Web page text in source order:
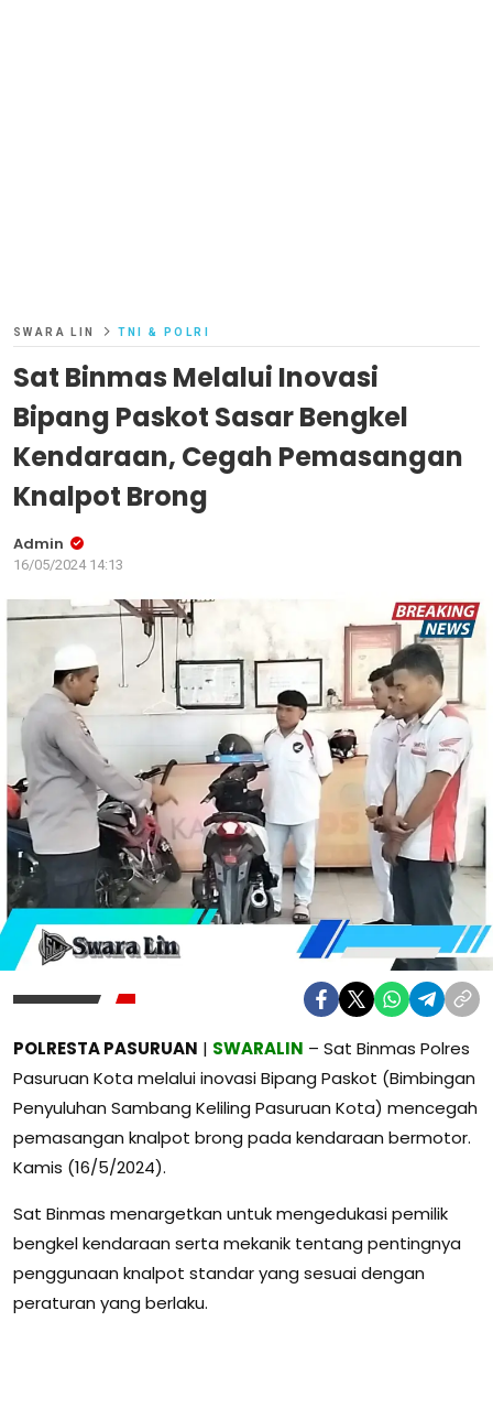
SWARA LIN TNI & POLRI
Sat Binmas Melalui Inovasi
Bipang Paskot Sasar Bengkel
Kendaraan, Cegah Pemasangan
Knalpot Brong
Admin
16/05/2024 14:13
POLRESTA PASURUAN | SWARALIN – Sat Binmas Polres
Pasuruan Kota melalui inovasi Bipang Paskot (Bimbingan
Penyuluhan Sambang Keliling Pasuruan Kota) mencegah
pemasangan knalpot brong pada kendaraan bermotor.
Kamis (16/5/2024).
Sat Binmas menargetkan untuk mengedukasi pemilik
bengkel kendaraan serta mekanik tentang pentingnya
penggunaan knalpot standar yang sesuai dengan
peraturan yang berlaku.